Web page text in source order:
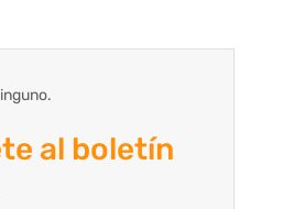
al boletín